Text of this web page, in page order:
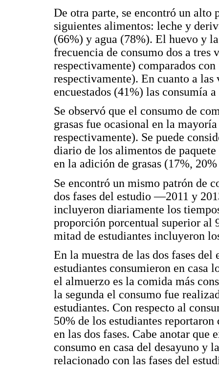
De otra parte, se encontró un alto
siguientes alimentos: leche y
(66%) y agua (78%). El huevo y
frecuencia de consumo dos a tres
respectivamente) comparados
respectivamente). En cuanto a
encuestados (41%) las consumía
Se observó que el consumo de
grasas fue ocasional en la
respectivamente). Se puede
diario de los alimentos de
en la adición de grasas (17%,
Se encontró un mismo patrón de
dos fases del estudio —2011 y
incluyeron diariamente los
proporción porcentual superior al
mitad de estudiantes incluyeron
En la muestra de las dos fases
estudiantes consumieron en casa
el almuerzo es la comida más
la segunda el consumo fue
estudiantes. Con respecto al
50% de los estudiantes
en las dos fases. Cabe anotar
consumo en casa del desayuno y
relacionado con las fases del